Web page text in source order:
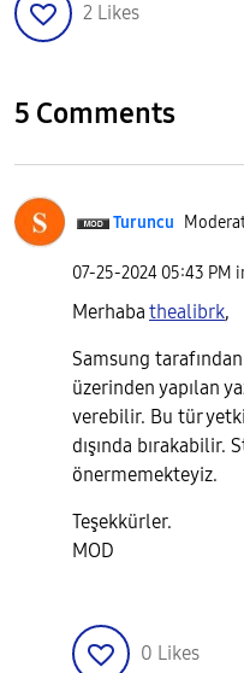
2 Likes
5 Comments
Turuncu
‎07-25-2024 05:43 PM
Merhaba thealibrk,
Samsung
üzerinden yapılan
verebilir. Bu tür
dışında
önermemekteyiz.
Teşekkürler.
MOD
0 Likes